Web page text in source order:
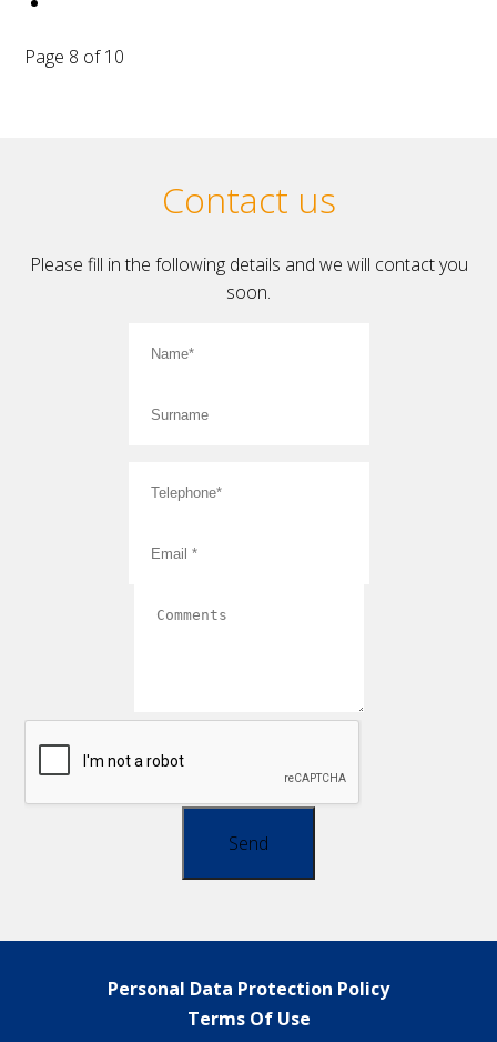
Page 8 of 10
Contact us
Please fill in the following details and we will contact you
soon.
Send
Personal Data Protection Policy
Terms Of Use